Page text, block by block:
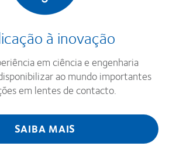
à inovação
em ciência e engenharia
ao mundo importantes
em lentes de contacto.
SAIBA MAIS